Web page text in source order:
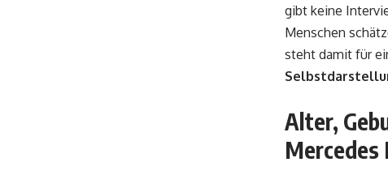
gibt keine
Menschen
steht damit für
Alter,
Mercedes